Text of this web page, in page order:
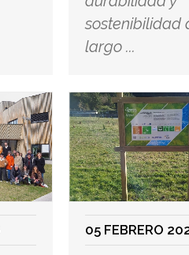
sostenibilidad
largo ...
05 FEBRERO